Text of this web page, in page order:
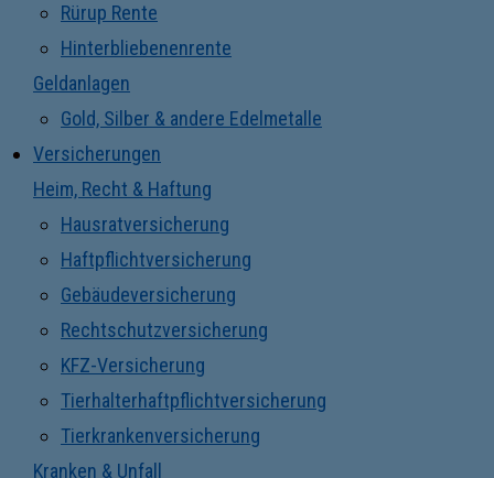
Rürup Rente
Hinterbliebenenrente
Geldanlagen
Gold, Silber & andere Edelmetalle
Versicherungen
Heim, Recht & Haftung
Hausratversicherung
Haftpflichtversicherung
Gebäudeversicherung
Rechtschutzversicherung
KFZ-Versicherung
Tierhalterhaftpflichtversicherung
Tierkrankenversicherung
Kranken & Unfall